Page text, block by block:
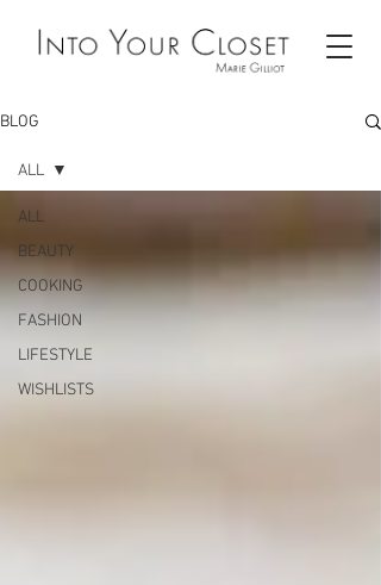
BLOG
ALL
BEAUTY
COOKING
FASHION
LIFESTYLE
WISHLISTS
ALL